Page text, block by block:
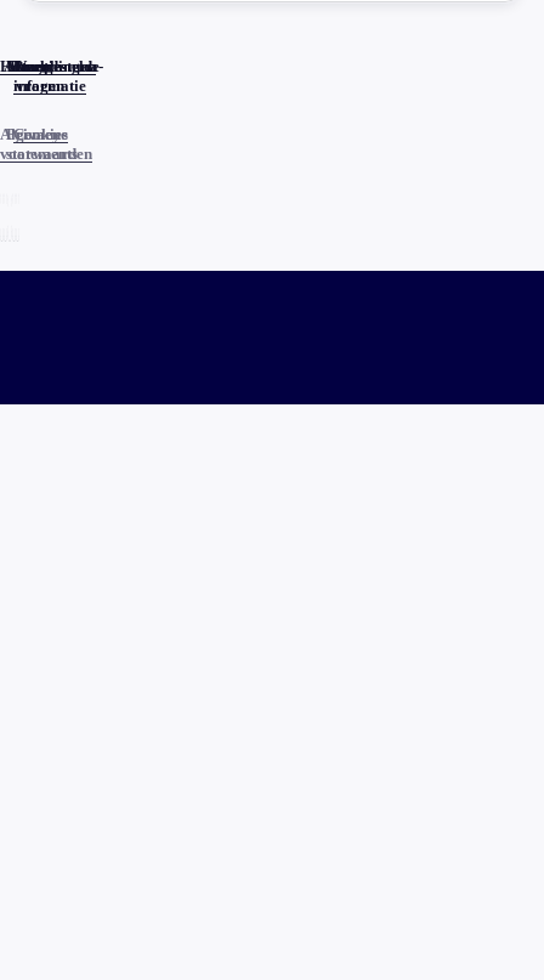
Home
Actueel
Uitzendingen
Reacties
Programma-
informatie
Veelgestelde
vragen
Algemene
voorwaarden
Privacy
statements
Cookies